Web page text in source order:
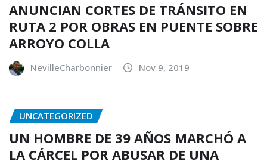
ANUNCIAN CORTES DE TRÁNSITO EN
RUTA 2 POR OBRAS EN PUENTE SOBRE
ARROYO COLLA
NevilleCharbonnier Nov 9, 2019
UNCATEGORIZED
UN HOMBRE DE 39 AÑOS MARCHÓ A
LA CÁRCEL POR ABUSAR DE UNA